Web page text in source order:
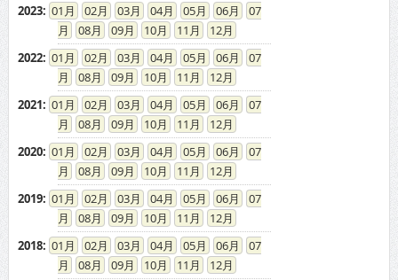
2023: 01 02 03 04 05 06
07
08
09 10 11
12
2022: 01 02 03 04 05 06
07
08
09 10 11
12
2021: 01 02 03 04 05 06
07
08
09 10 11
12
2020: 01 02 03 04 05 06
07
08
09 10 11
12
2019: 01 02 03 04 05 06
07
08
09 10 11
12
2018: 01 02 03 04 05 06
07
08
09 10 11
12